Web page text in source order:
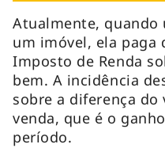
Atualmente, quando
um imóvel, ela paga
Imposto de Renda
bem. A incidência
sobre a diferença do
venda, que é o
período.